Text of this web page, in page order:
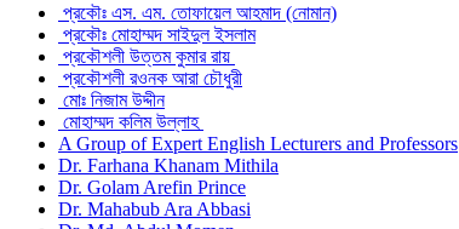
প্রকৌঃ এস. এম. তোফায়েল আহমাদ (নোমান)
প্রকৌঃ মোহাম্মদ সাইদুল ইসলাম
প্রকৌশলী উত্তম কুমার রায়
প্রকৌশলী রওনক আরা চৌধুরী
মোঃ নিজাম উদ্দীন
মোহাম্মদ কলিম উল্লাহ
A Group of Expert English Lecturers and Professors
Dr. Farhana Khanam Mithila
Dr. Golam Arefin Prince
Dr. Mahabub Ara Abbasi